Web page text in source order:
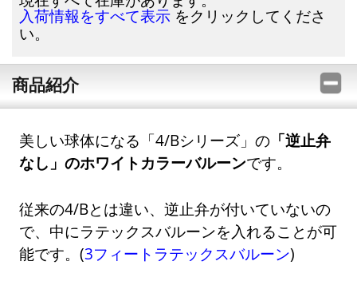
入荷情報をすべて表示 をクリックしてくださ
い。
商品紹介
美しい球体になる「4/Bシリーズ」の 「逆止弁
なし」のホワイトカラーバルーンです。
従来の4/Bとは違い、逆止弁が付いていないの
で、中にラテックスバルーンを入れることが可
能です。(3フィートラテックスバルーン)